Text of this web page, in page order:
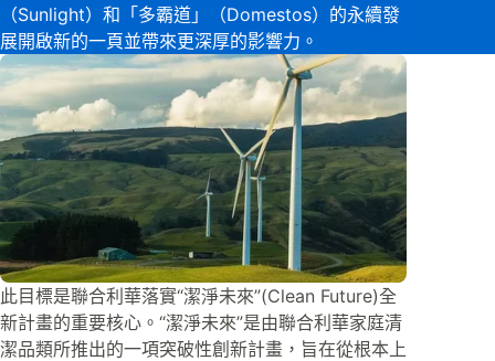
（Sunlight）和「多霸道」（Domestos）的永續發
展開啟新的一頁並帶來更深厚的影響力。
此目標是聯合利華落實“潔淨未來”(Clean Future)全
新計畫的重要核心。“潔淨未來”是由聯合利華家庭清
潔品類所推出的一項突破性創新計畫，旨在從根本上